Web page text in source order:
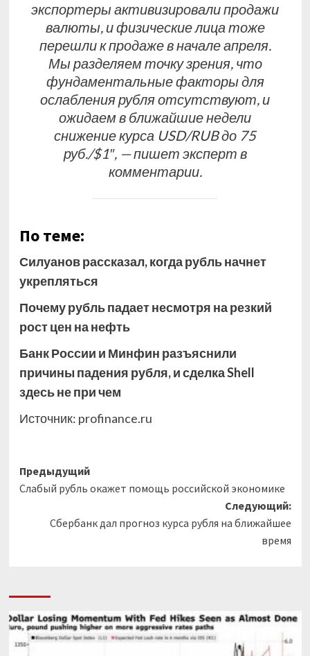
экспортеры активизировали продажи
валюты, и физические лица тоже
перешли к продаже в начале апреля.
Мы разделяем точку зрения, что
фундаментальные факторы для
ослабления рубля отсутствуют, и
ожидаем в ближайшие недели
снижение курса USD/RUB до 75
руб./$1″, — пишет эксперт в
комментарии.
По теме:
Силуанов рассказал, когда рубль начнет
укрепляться
Почему рубль падает несмотря на резкий
рост цен на нефть
Банк России и Минфин разъяснили
причины падения рубля, и сделка Shell
здесь не при чем
Источник: profinance.ru
Навигация
записи
Предыдущий
Слабый рубль окажет помощь российской экономике
Следующий:
Сбербанк дал прогноз курса рубля на ближайшее
время